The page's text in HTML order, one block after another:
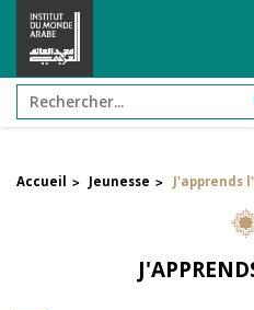
FILTRER PAR PRIX
Filtrer par attribut
Accueil > Jeunesse > J'apprends